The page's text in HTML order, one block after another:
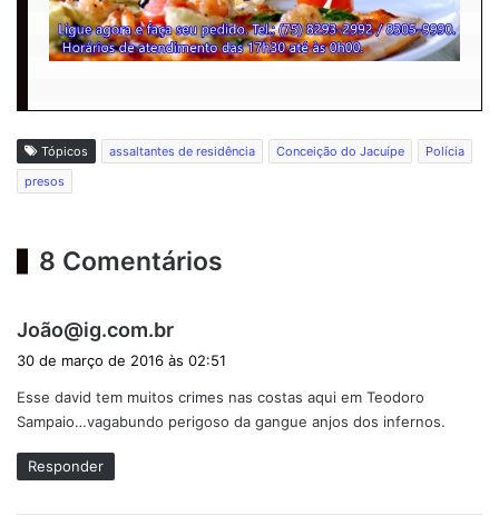
Tópicos assaltantes de residência Conceição do Jacuípe
Polícia
presos
8 Comentários
João@ig.com.br
s
e
30 de março de 2016 às 02:51
Esse david tem muitos crimes nas costas aqui em Teodoro
Sampaio…vagabundo perigoso da gangue anjos dos infernos.
Responder